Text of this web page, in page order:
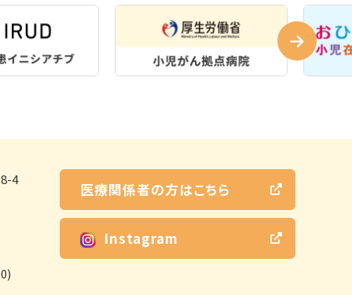
4
医療関係者の方はこちら
Instagram